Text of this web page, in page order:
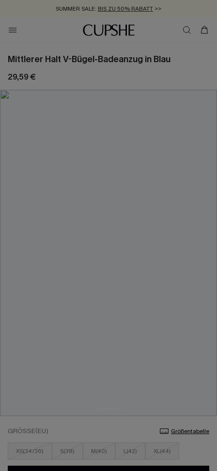
SUMMER SALE: BIS ZU 50% RABATT >>
ZUM NEWSLETTER:BIS ZU -20% EXTRA ERHALTEN
KOSTENLOSER VERSAND AB 89 €
Mittlerer Halt V-Bügel-Badeanzug in Blau
29,59 €
GRÖSSE(EU) Größentabelle
XS(34/36) S(38) M(40) L(42) XL(44)